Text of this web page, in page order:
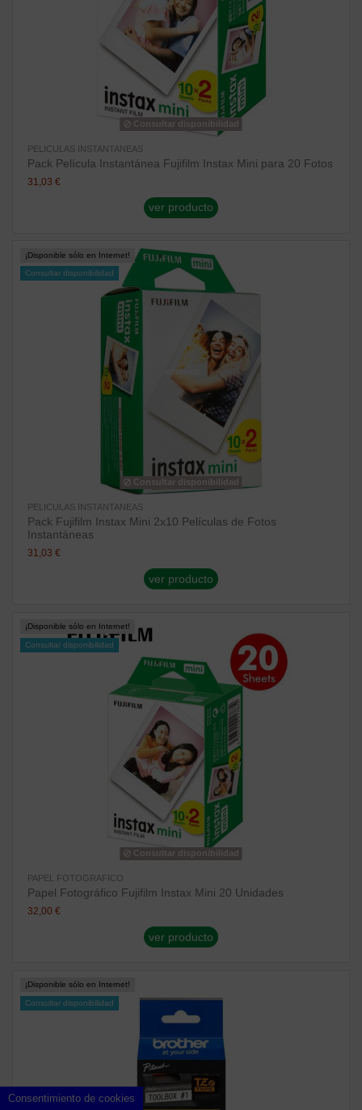
Consultar disponibilidad
PELICULAS INSTANTANEAS
Pack Película Instantánea Fujifilm Instax Mini para 20 Fotos
31,03 €
ver producto
¡Disponible sólo en Internet!
Consultar disponibilidad
Consultar disponibilidad
PELICULAS INSTANTANEAS
Pack Fujifilm Instax Mini 2x10 Películas de Fotos
Instantáneas
31,03 €
ver producto
¡Disponible sólo en Internet!
Consultar disponibilidad
Consultar disponibilidad
PAPEL FOTOGRAFICO
Papel Fotográfico Fujifilm Instax Mini 20 Unidades
32,00 €
ver producto
¡Disponible sólo en Internet!
Consultar disponibilidad
Consentimiento de cookies